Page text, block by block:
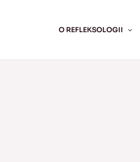
O REFLEKSOLOGII